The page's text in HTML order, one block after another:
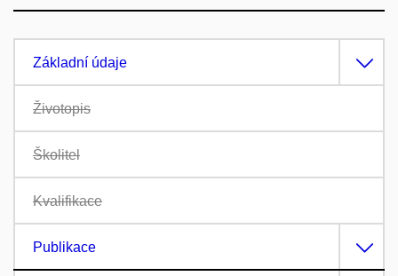
Základní údaje
Životopis
Školitel
Kvalifikace
Publikace